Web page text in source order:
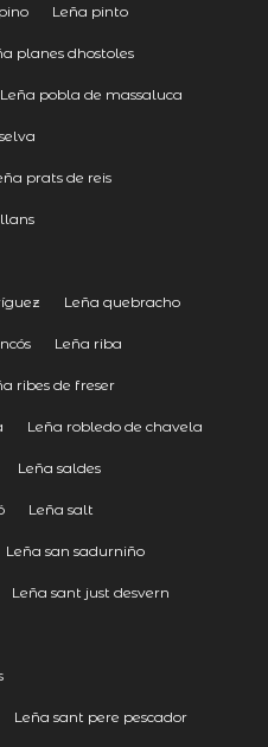
Leña pinto
planes dhostoles
Leña pobla de massaluca
prats de reis
Leña quebracho
Leña riba
ribes de freser
Leña robledo de chavela
Leña saldes
Leña salt
Leña san sadurniño
Leña sant just desvern
Leña sant pere pescador